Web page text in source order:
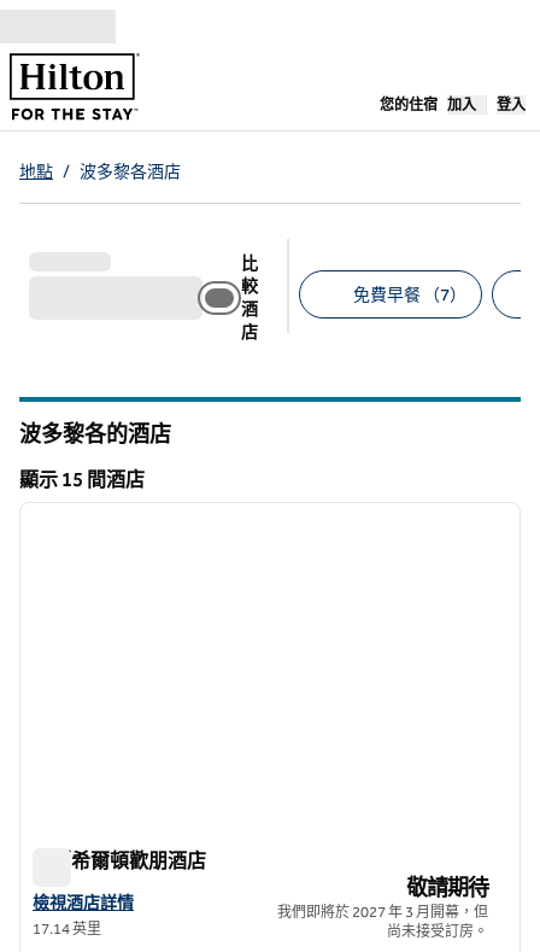
您的住宿，開啟新分
加入 登入
地點 / 波多黎各酒店
比
較
酒
店
免費早餐 （7）
波多黎各的酒店
顯示 15 間酒店
顯示 15 間酒店
第 1 頁，共 12 頁
下一
普斯希爾頓歡朋酒店
查看龐斯希爾頓歡朋酒店詳情
檢視酒店詳情
17.14 英里
敬請期待
我們即將於 2027 年 3 月開幕，但
尚未接受訂房。